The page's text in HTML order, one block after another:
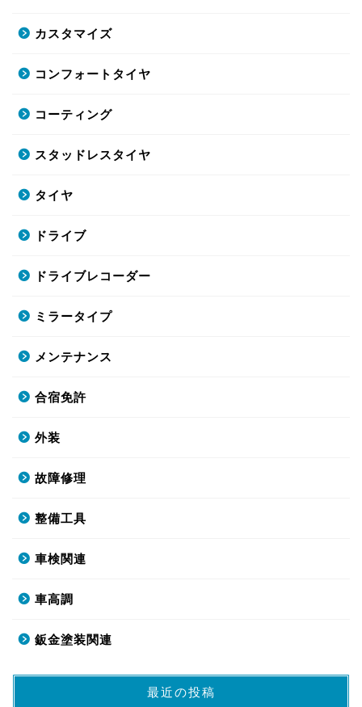
カスタマイズ
コンフォートタイヤ
コーティング
スタッドレスタイヤ
タイヤ
ドライブ
ドライブレコーダー
ミラータイプ
メンテナンス
合宿免許
外装
故障修理
整備工具
車検関連
車高調
鈑金塗装関連
最近の投稿